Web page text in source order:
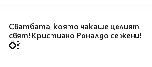
Сватбата, която чакаше целият
свят! Кристиано Роналдо се жени!
💍🍾